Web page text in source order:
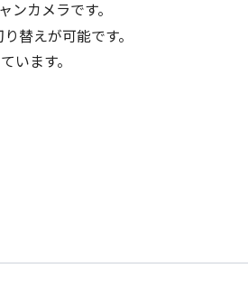
カメラです。
替えが可能です。
います。